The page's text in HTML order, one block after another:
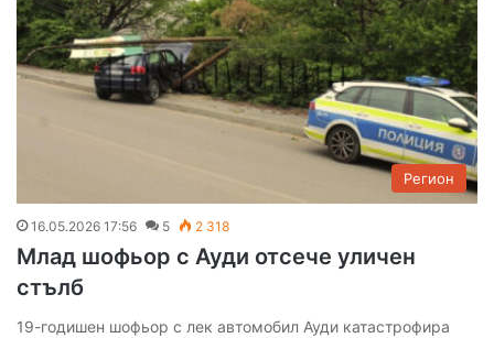
Регион
16.05.2026 17:56 5 2 318
Млад шофьор с Ауди отсече уличен
стълб
19-годишен шофьор с лек автомобил Ауди катастрофира